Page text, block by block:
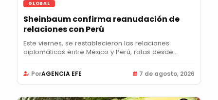
GLOBAL
Sheinbaum confirma reanudación de
relaciones con Perú
Este viernes, se restablecieron las relaciones
diplomáticas entre México y Perú, rotas desde...
PorAGENCIA EFE 7 de agosto, 2026